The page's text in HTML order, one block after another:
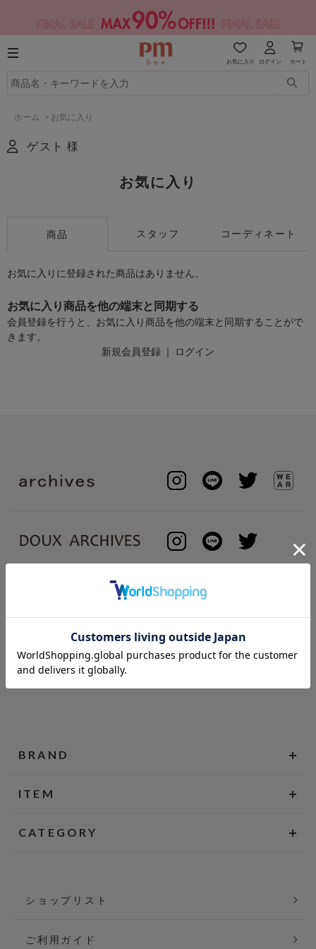
お気に入り ログイン カート
ホーム > お気に入り
ゲスト 様
お気に入り
商品 スタッフ コーディネート
お気に入りに登録された商品はありません。
お気に入り商品を他の端末と同期する
会員登録を行うと、お気に入り商品を他の端末と同期することがで
きます。
新規会員登録 ｜ ログイン
BRAND
ITEM
CATEGORY
ショップリスト
ご利用ガイド